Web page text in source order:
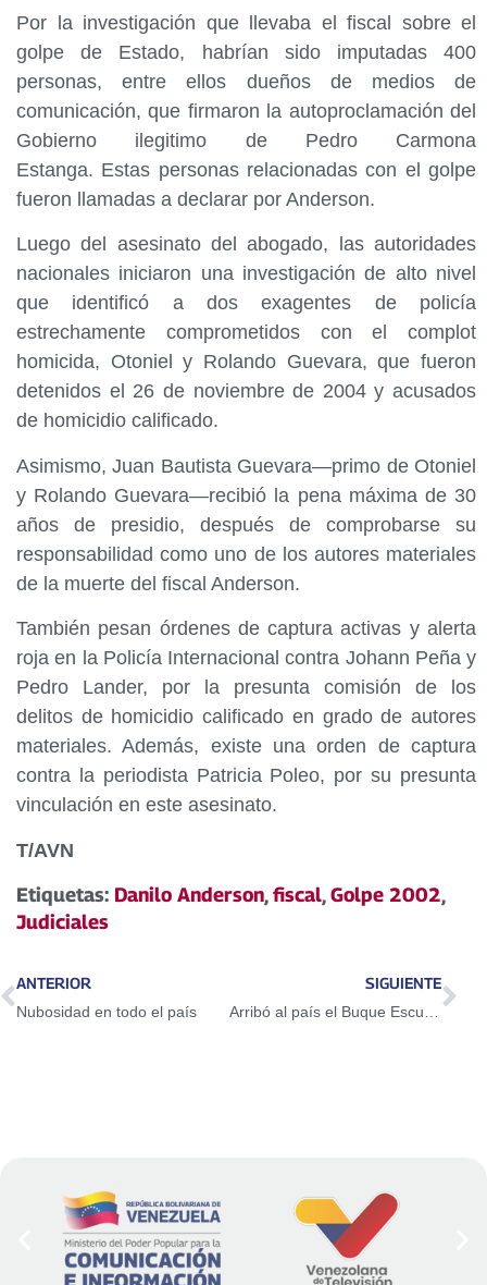
Por la investigación que llevaba el fiscal sobre el
golpe de Estado, habrían sido imputadas 400
personas, entre ellos dueños de medios de
comunicación, que firmaron la autoproclamación del
Gobierno ilegitimo de Pedro Carmona
Estanga. Estas personas relacionadas con el golpe
fueron llamadas a declarar por Anderson.
Luego del asesinato del abogado, las autoridades
nacionales iniciaron una investigación de alto nivel
que identificó a dos exagentes de policía
estrechamente comprometidos con el complot
homicida, Otoniel y Rolando Guevara, que fueron
detenidos el 26 de noviembre de 2004 y acusados
de homicidio calificado.
Asimismo, Juan Bautista Guevara—primo de Otoniel
y Rolando Guevara—recibió la pena máxima de 30
años de presidio, después de comprobarse su
responsabilidad como uno de los autores materiales
de la muerte del fiscal Anderson.
También pesan órdenes de captura activas y alerta
roja en la Policía Internacional contra Johann Peña y
Pedro Lander, por la presunta comisión de los
delitos de homicidio calificado en grado de autores
materiales. Además, existe una orden de captura
contra la periodista Patricia Poleo, por su presunta
vinculación en este asesinato.
T/AVN
Etiquetas: Danilo Anderson,fiscal,Golpe 2002,
Judiciales
ANTERIOR
Nubosidad en todo el país
SIGUIENTE